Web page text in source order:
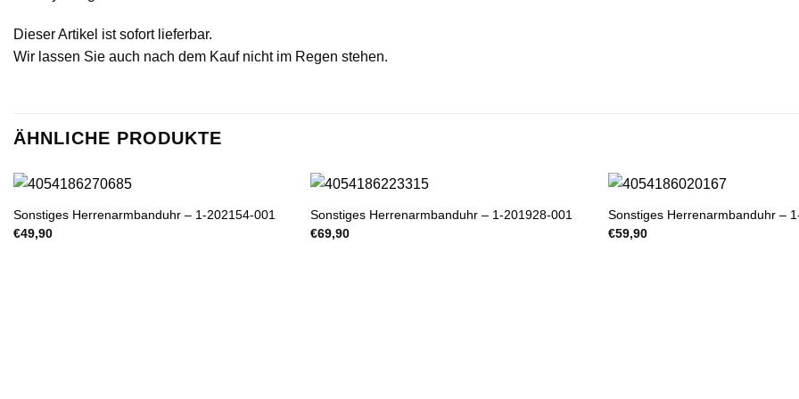
Dieser Artikel ist sofort lieferbar.
Wir lassen Sie auch nach dem Kauf nicht im Regen stehen.
ÄHNLICHE PRODUKTE
Sonstiges Herrenarmbanduhr – 1-202154-001
€49,90
Sonstiges Herrenarmbanduhr – 1-201928-001
€69,90
Sonstiges Herrenarmbanduhr –
€59,90